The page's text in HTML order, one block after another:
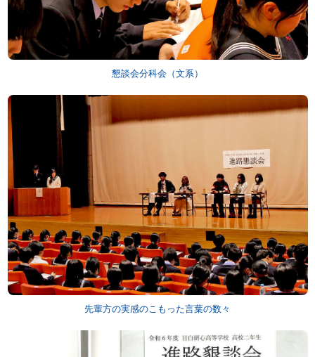
懇談会分科会（文系）
先輩方の実感のこもった言葉の数々